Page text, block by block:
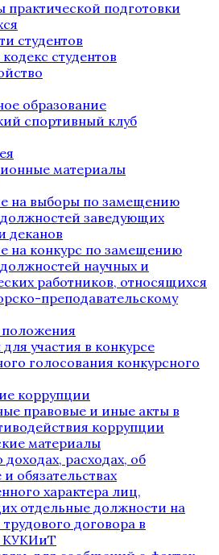
подготовки
студентов
студентов
образование
спортивный клуб
материалы
на выборы по замещению
заведующих
деканов
на конкурс по замещению
научных и
работников, относящихся
преподавательскому
участия в конкурсе
голосования конкурсного
коррупции
правовые и иные акты в
коррупции
материалы
доходах, расходах, об
обязательствах
характера лиц,
отдельные должности на
договора в